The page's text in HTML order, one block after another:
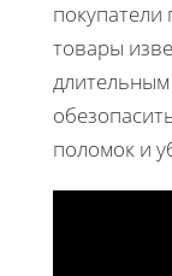
товары
поломок и